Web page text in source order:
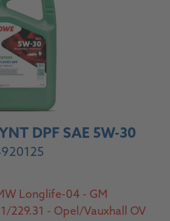
DPF SAE 5W-30
Longlife-04 - GM
229.31 - Opel/Vauxhall OV